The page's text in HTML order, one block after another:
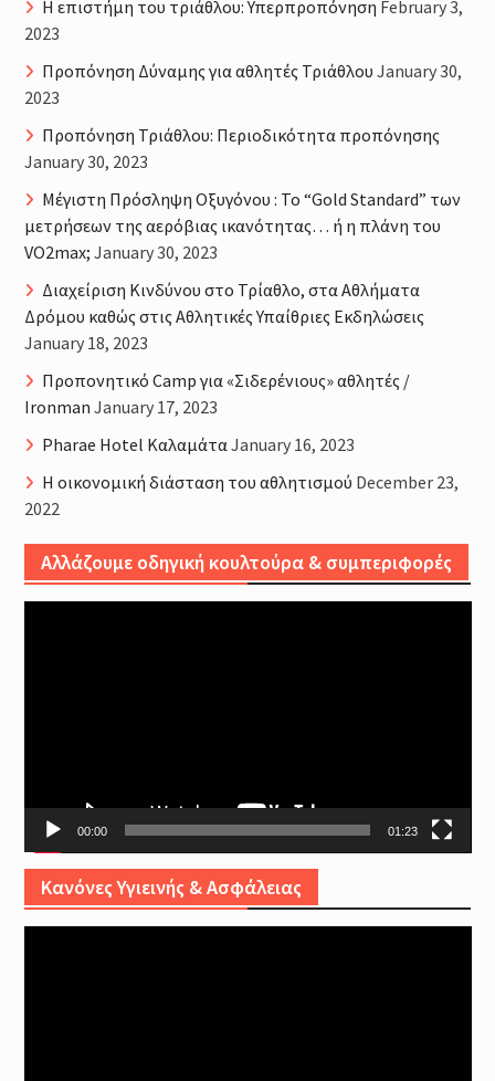
H επιστήμη του τριάθλου: Υπερπροπόνηση February 3,
2023
Προπόνηση Δύναμης για αθλητές Τριάθλου January 30,
2023
Προπόνηση Τριάθλου: Περιοδικότητα προπόνησης
January 30, 2023
Μέγιστη Πρόσληψη Οξυγόνου : Το “Gold Standard” των
μετρήσεων της αερόβιας ικανότητας… ή η πλάνη του
VO2max; January 30, 2023
Διαχείριση Κινδύνου στο Τρίαθλο, στα Αθλήματα
Δρόμου καθώς στις Αθλητικές Υπαίθριες Εκδηλώσεις
January 18, 2023
Προπονητικό Camp για «Σιδερένιους» αθλητές /
Ironman January 17, 2023
Pharae Hotel Καλαμάτα January 16, 2023
Η οικονομική διάσταση του αθλητισμού December 23,
2022
Αλλάζουμε οδηγική κουλτούρα & συμπεριφορές
00:00 01:23
Κανόνες Υγιεινής & Ασφάλειας